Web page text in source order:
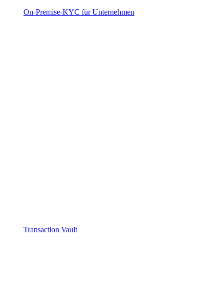
On-Premise-KYC für Unternehmen
Transaction Vault